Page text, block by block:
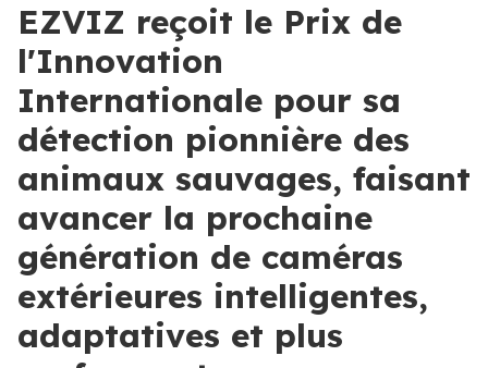
EZVIZ reçoit le Prix de
l'Innovation
Internationale pour sa
détection pionnière des
animaux sauvages, faisant
avancer la prochaine
génération de caméras
extérieures intelligentes,
adaptatives et plus